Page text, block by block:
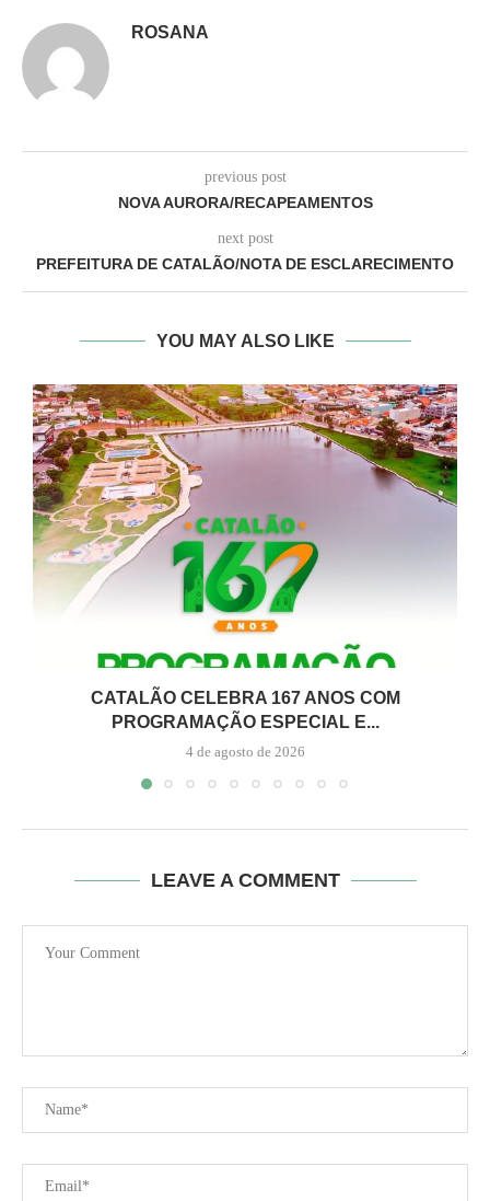
ROSANA
previous post
NOVA AURORA/RECAPEAMENTOS
next post
PREFEITURA DE CATALÃO/NOTA DE ESCLARECIMENTO
YOU MAY ALSO LIKE
CATALÃO CELEBRA 167 ANOS COM
PROGRAMAÇÃO ESPECIAL E...
4 de agosto de 2026
LEAVE A COMMENT